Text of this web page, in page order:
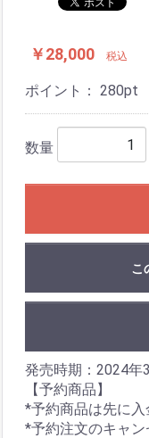
￥28,000 税込
ポイント： 280pt
数量
こ
発売時期：2024年
【予約商品】
*予約商品は先に
*予約注文のキャ